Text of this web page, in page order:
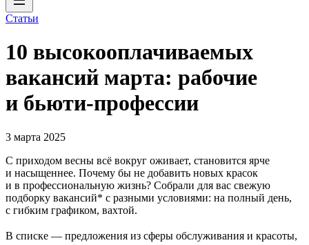
Статьи
10 высокооплачиваемых
вакансий марта: рабочие
и бьюти-профессии
3 марта 2025
С приходом весны всё вокруг оживает, становится ярче
и насыщеннее. Почему бы не добавить новых красок
и в профессиональную жизнь? Собрали для вас свежую
подборку вакансий* с разными условиями: на полный день,
с гибким графиком, вахтой.
В списке — предложения из сферы обслуживания и красоты,